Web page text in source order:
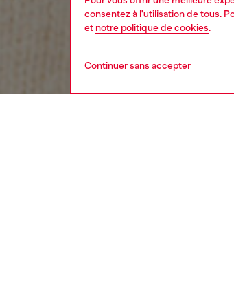
consentez à l'utilisation de tous.
et notre politique de cookies.
Continuer sans accepter